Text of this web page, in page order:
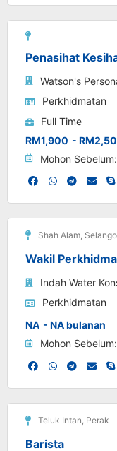
Penasihat
Watson's
Perkhidmatan
Full Time
RM1,900 -
Mohon
Shah Alam,
Wakil
Indah Water
Perkhidmatan
NA - NA bulanan
Mohon
Teluk Intan Perak
Barista